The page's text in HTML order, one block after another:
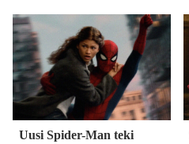
Uusi Spider-Man teki